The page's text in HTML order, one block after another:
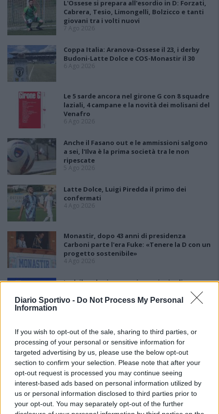
Diario Sportivo - Do Not Process My Personal
Information
If you wish to opt-out of the sale, sharing to third parties, or
processing of your personal or sensitive information for
targeted advertising by us, please use the below opt-out
section to confirm your selection. Please note that after your
opt-out request is processed you may continue seeing
interest-based ads based on personal information utilized by
us or personal information disclosed to third parties prior to
your opt-out. You may separately opt-out of the further
L'Ossese si prepara all'esordio in D: Forzati,
Cabrera, Tesio, Limongelli, Bolzicco e tanti
giovani tra i volti nuovi
7 Ago 2026
Coppa Italia: Aranova-Ossese il 23, i derby
Budoni-Latte Dolce e COS-Monastir il 30
6 Ago 2026
Le 5 sarde ancora nel girone G con 8 squadre
laziali, 4 campane e la novità dei molisani del
Venafro
6 Ago 2026
Anche il Fasano out e le ammissioni salgono
a sei, l'Ilva è la prima società tra le non
ripescate
5 Ago 2026
Latte Dolce, Luigi Piredda il primo dei
confermati
4 Ago 2026
Monastir, dopo 43 anni di presidenza
Carboni parte l'era Fuke: «Tenere la D con un
progetto sostenibile»
4 Ago 2026
Lnd, il nodo ripescaggi non si scioglie:
3 Ago 2026